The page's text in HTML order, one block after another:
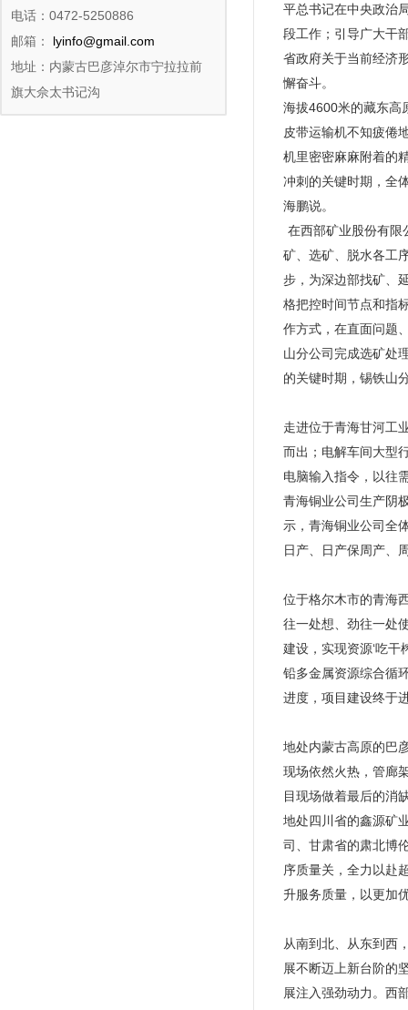
电话：0472-5250886
邮箱：
lyinfo@gmail.com
地址：内蒙古巴彦淖尔市宁拉拉前
旗大佘太书记沟
平总书记在中央政治
段工作；引导广大干
省政府关于当前经济
懈奋斗。
海拔4600米的藏东高
皮带运输机不知疲倦
机里密密麻麻附着的
冲刺的关键时期，全
海鹏说。
在西部矿业股份有限
矿、选矿、脱水各工
步，为深边部找矿、
格把控时间节点和指
作方式，在直面问题
山分公司完成选矿处
的关键时期，锡铁山
走进位于青海甘河工
而出；电解车间大型
电脑输入指令，以往
青海铜业公司生产阴
示，青海铜业公司全
日产、日产保周产、
位于格尔木市的青海
往一处想、劲往一处
建设，实现资源‘吃
铅多金属资源综合循
进度，项目建设终于
地处内蒙古高原的巴
现场依然火热，管廊
目现场做着最后的消
地处四川省的鑫源矿
司、甘肃省的肃北博
序质量关，全力以赴
升服务质量，以更加
从南到北、从东到西
展不断迈上新台阶的
展注入强劲动力。西